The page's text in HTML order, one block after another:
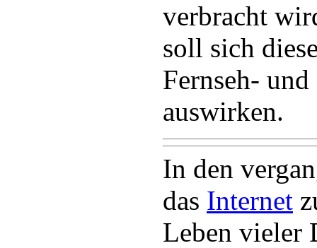
verbracht
soll sich
Fernseh-
auswirken.
In den
das Internet
Leben vieler